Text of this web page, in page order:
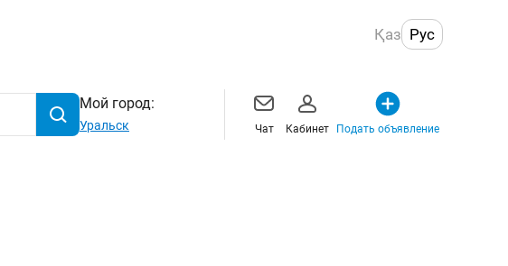
Қаз Рус
Мой город:
Уральск Чат Кабинет Подать объявление